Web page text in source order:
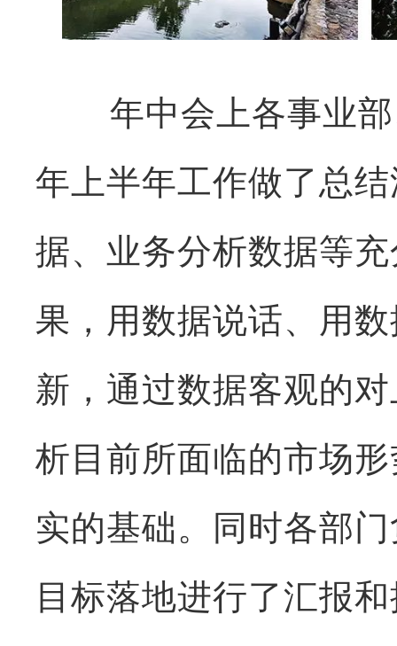
年中会上各事业部
年上半年工作做了总
据、业务分析数据等
果，用数据说话、用
新，通过数据客观的
析目前所面临的市场
实的基础。同时各部
目标落地进行了汇报